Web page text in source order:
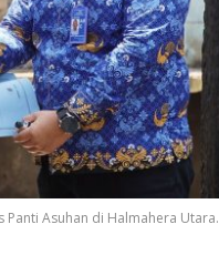
Asuhan di Halmahera Utara.